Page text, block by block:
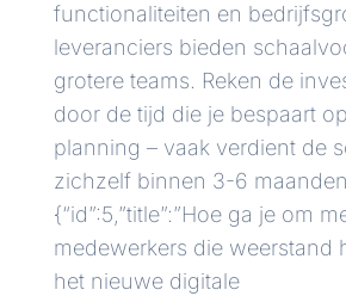
functionaliteiten en
leveranciers bieden
grotere teams. Reken de
door de tijd die je bespaart
planning – vaak verdient de
zichzelf binnen 3-6 maanden
{“id”:5,”title”:”Hoe ga je om
medewerkers die weerstand
het nieuwe digitale